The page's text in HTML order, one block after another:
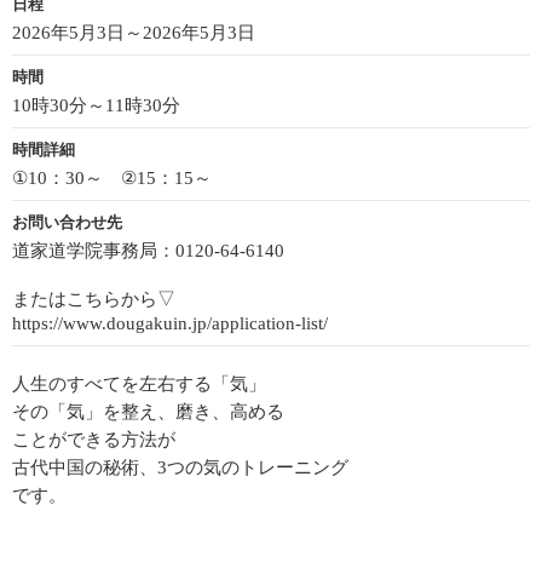
日程
2026年5月3日～2026年5月3日
時間
10時30分～11時30分
時間詳細
①10：30～ ②15：15～
お問い合わせ先
道家道学院事務局：0120-64-6140
またはこちらから▽
https://www.dougakuin.jp/application-list/
人生のすべてを左右する「気」
その「気」を整え、磨き、高める
ことができる方法が
古代中国の秘術、3つの気のトレーニング
です。